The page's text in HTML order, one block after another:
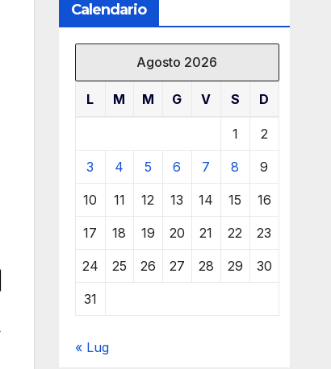
Calendario
Agosto 2026
L M M G V S D
1 2
3 4 5 6 7 8 9
10 11 12 13 14 15 16
17 18 19 20 21 22 23
24 25 26 27 28 29 30
31
« Lug